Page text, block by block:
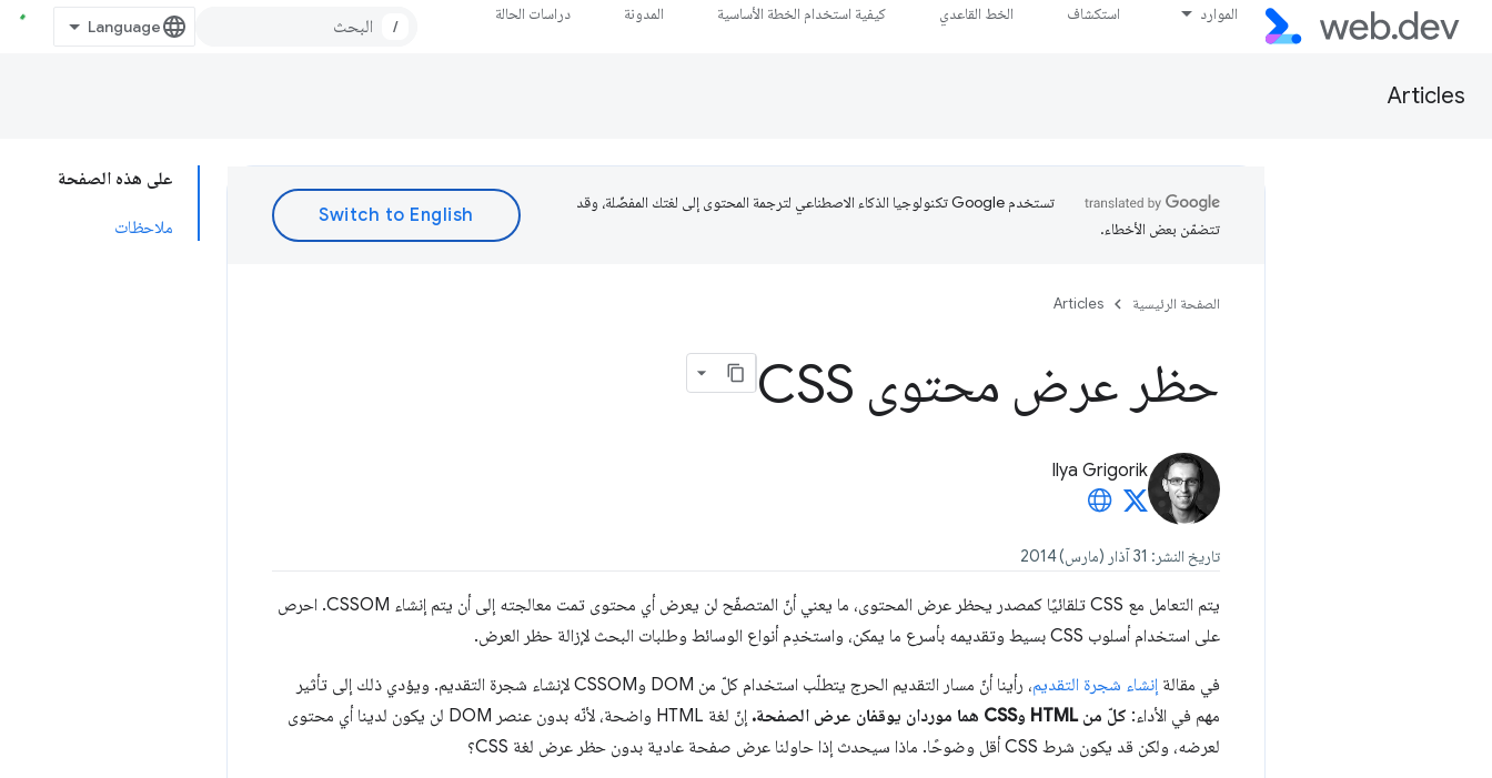
الموارد استكشاف الخط القاعدي كيفية استخدام الخطة الأساسية المدونة دراسات الحالة
/
Articles
على هذه الصفحة
ملاحظات
تستخدم Google تكنولوجيا الذكاء الاصطناعي لترجمة المحتوى إلى لغتك المفضّلة، وقد
تتضمّن بعض الأخطاء.
الصفحة الرئيسية Articles
حظر عرض محتوى CSS
Ilya Grigorik
تاريخ النشر: 31 آذار (مارس) 2014
يتم التعامل مع CSS تلقائيًا كمصدر يحظر عرض المحتوى، ما يعني أنّ المتصفّح لن يعرض أي محتوى تمت معالجته إلى أن يتم إنشاء CSSOM. احرص
على استخدام أسلوب CSS بسيط وتقديمه بأسرع ما يمكن، واستخدِم أنواع الوسائط وطلبات البحث لإزالة حظر العرض.
في مقالة إنشاء شجرة التقديم
، رأينا أنّ مسار التقديم الحرج يتطلّب استخدام كلّ من DOM وCSSOM لإنشاء شجرة التقديم. ويؤدي ذلك إلى تأثير
مهم في الأداء: كلّ من HTML وCSS هما موردان يوقفان عرض الصفحة.
إنّ لغة HTML واضحة، لأنّه بدون عنصر DOM لن يكون لدينا أي محتوى
لعرضه، ولكن قد يكون شرط CSS أقل وضوحًا. ماذا سيحدث إذا حاولنا عرض صفحة عادية بدون حظر عرض لغة CSS؟